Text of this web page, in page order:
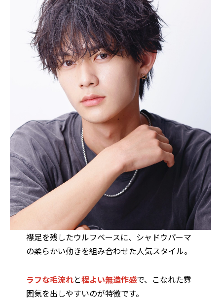
襟足を残したウルフベースに、シャドウパーマ
の柔らかい動きを組み合わせた人気スタイル。
ラフな毛流れと程よい無造作感で、こなれた雰
囲気を出しやすいのが特徴です。